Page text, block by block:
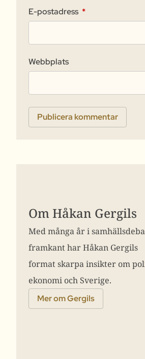
E-postadress *
Webbplats
Om Håkan Gergils
Med många år i
framkant har Håkan Gergils
format skarpa insikter om
ekonomi och Sverige.
Mer om Gergils